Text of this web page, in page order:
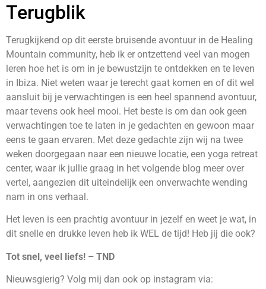
Terugblik
Terugkijkend op dit eerste bruisende avontuur in de Healing
Mountain community, heb ik er ontzettend veel van mogen
leren hoe het is om in je bewustzijn te ontdekken en te leven
in Ibiza. Niet weten waar je terecht gaat komen en of dit wel
aansluit bij je verwachtingen is een heel spannend avontuur,
maar tevens ook heel mooi. Het beste is om dan ook geen
verwachtingen toe te laten in je gedachten en gewoon maar
eens te gaan ervaren. Met deze gedachte zijn wij na twee
weken doorgegaan naar een nieuwe locatie, een yoga retreat
center, waar ik jullie graag in het volgende blog meer over
vertel, aangezien dit uiteindelijk een onverwachte wending
nam in ons verhaal.
Het leven is een prachtig avontuur in jezelf en weet je wat, in
dit snelle en drukke leven heb ik WEL de tijd! Heb jij die ook?
Tot snel, veel liefs! – TND
Nieuwsgierig? Volg mij dan ook op instagram via: